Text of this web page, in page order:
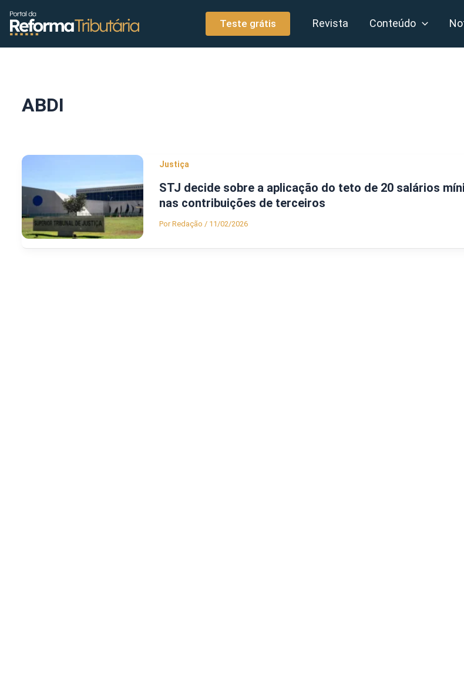
conteúdo
Teste grátis Revista Conteúdo
ABDI
Justiça
STJ decide sobre a aplicação do teto de 20 salários
nas contribuições de terceiros
PorRedação / 11/02/2026